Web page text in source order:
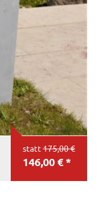
statt 175,00 €
146,00 € *